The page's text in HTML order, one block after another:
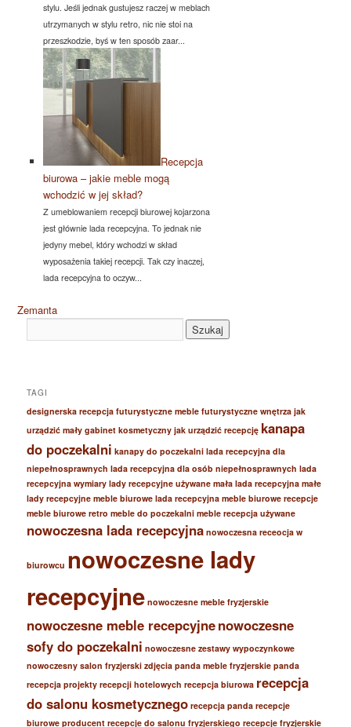
stylu. Jeśli jednak gustujesz raczej w meblach
utrzymanych w stylu retro, nic nie stoi na
przeszkodzie, byś w ten sposób zaar...
Recepcja
biurowa – jakie meble mogą
wchodzić w jej skład?
Z umeblowaniem recepcji biurowej kojarzona
jest głównie lada recepcyjna. To jednak nie
jedyny mebel, który wchodzi w skład
wyposażenia takiej recepcji. Tak czy inaczej,
lada recepcyjna to oczyw...
Zemanta
TAGI
designerska recepcja futurystyczne meble futurystyczne wnętrza jak
urządzić mały gabinet kosmetyczny jak urządzić recepcję kanapa
do poczekalni kanapy do poczekalni lada recepcyjna dla
niepełnosprawnych lada recepcyjna dla osób niepełnosprawnych lada
recepcyjna wymiary lady recepcyjne używane mała lada recepcyjna małe
lady recepcyjne meble biurowe lada recepcyjna meble biurowe recepcje
meble biurowe retro meble do poczekalni meble recepcja używane
nowoczesna lada recepcyjna nowoczesna receocja w
biurowcu nowoczesne lady
recepcyjne nowoczesne meble fryzjerskie
nowoczesne meble recepcyjnenowoczesne
sofy do poczekalni nowoczesne zestawy wypoczynkowe
nowoczesny salon fryzjerski zdjęcia panda meble fryzjerskie panda
recepcja projekty recepcji hotelowych recepcja biurowa recepcja
do salonu kosmetycznego recepcja panda recepcje
biurowe producent recepcje do salonu fryzjerskiego recepcje fryzjerskie